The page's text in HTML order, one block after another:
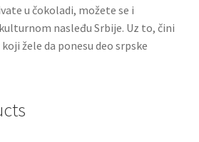
u čokoladi, možete se i
nasleđu Srbije. Uz to, čini
žele da ponesu deo srpske